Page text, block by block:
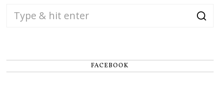
FACEBOOK